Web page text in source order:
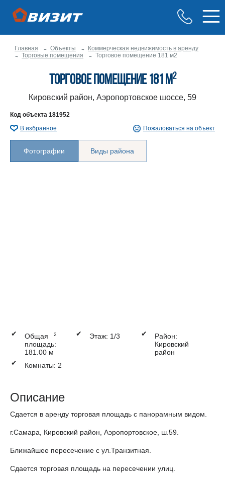
Главная Объекты
Коммерческая недвижимость в аренду
Торговые помещения
Торговое помещение 181 м2
Торговое помещение 181 м2
Кировский район, Аэропортовское шоссе, 59
Код объекта 181952
В избранное
Пожаловаться на объект
Фотографии Виды района
✔
Общая
площадь:
181.00 м
2 ✔ Этаж: 1/3 ✔
Район:
Кировский
район
✔
Комнаты: 2
Описание
Сдается в аренду торговая площадь с панорамным видом.
г.Самара, Кировский район, Аэропортовское, ш.59.
Ближайшее пересечение с ул.Транзитная.
Сдается торговая площадь на пересечении улиц.